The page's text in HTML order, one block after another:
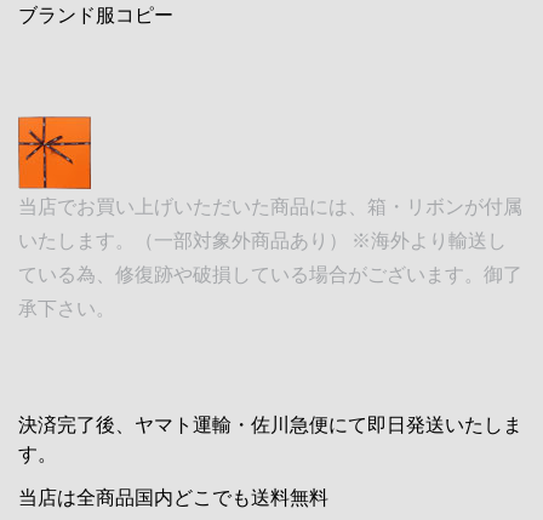
ブランド服コピー
当店でお買い上げいただいた商品には、箱・リボンが付属
いたします。（一部対象外商品あり） ※海外より輸送し
ている為、修復跡や破損している場合がございます。御了
承下さい。
決済完了後、ヤマト運輸・佐川急便にて即日発送いたしま
す。
当店は全商品国内どこでも送料無料